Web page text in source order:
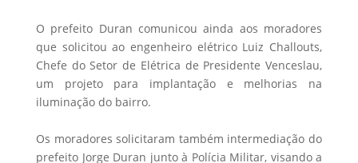
O prefeito Duran comunicou ainda aos moradores
que solicitou ao engenheiro elétrico Luiz Challouts,
Chefe do Setor de Elétrica de Presidente Venceslau,
um projeto para implantação e melhorias na
iluminação do bairro.
Os moradores solicitaram também intermediação do
prefeito Jorge Duran junto à Polícia Militar, visando a